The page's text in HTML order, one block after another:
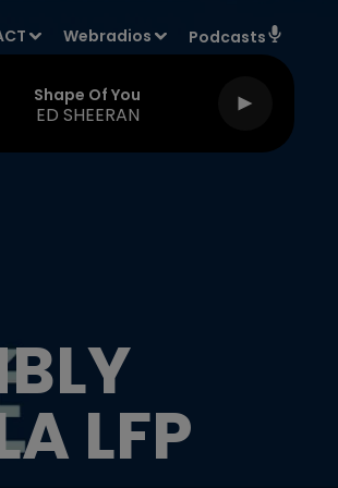
Webradios Podcasts
Shape Of You
ED SHEERAN
LFP